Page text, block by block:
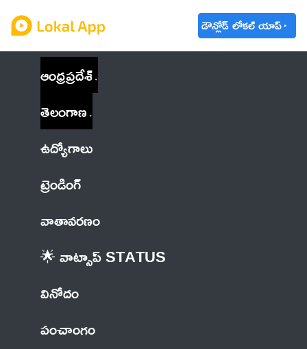
డౌన్లోడ్ లోకల్ యాప్
ఆంధ్రప్రదేశ్
తెలంగాణ
ఉద్యోగాలు
ట్రెండింగ్
వాతావరణం
🌟 వాట్సాప్ STATUS
వినోదం
పంచాంగం